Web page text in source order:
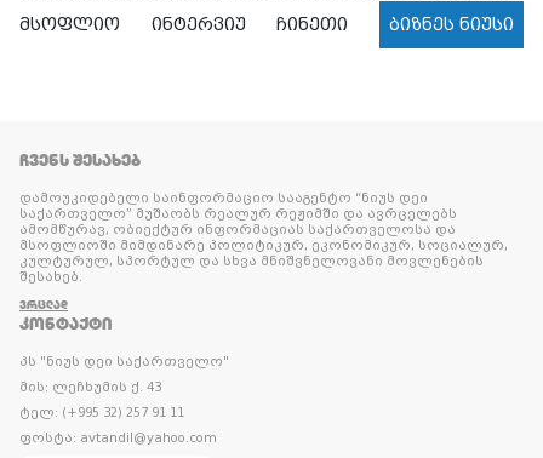
მსოფლიო
ინტერვიუ ჩინეთი ბიზნეს ნიუსი
ᲩᲕᲔᲜᲡ ᲨᲔᲡᲐᲮᲔᲑ
დამოუკიდებელი საინფორმაციო სააგენტო “ნიუს დეი
საქართველო” მუშაობს რეალურ რეჟიმში და ავრცელებს
ამომწურავ, ობიექტურ ინფორმაციას საქართველოსა და
მსოფლიოში მიმდინარე პოლიტიკურ, ეკონომიკურ, სოციალურ,
კულტურულ, სპორტულ და სხვა მნიშვნელოვანი მოვლენების
შესახებ.
ᲕᲠᲪᲚᲐᲓ
ᲙᲝᲜᲢᲐᲥᲢᲘ
პს "ნიუს დეი საქართველო"
მის: ლეჩხუმის ქ. 43
ტელ: (+995 32) 257 91 11
ფოსტა: avtandil@yahoo.com